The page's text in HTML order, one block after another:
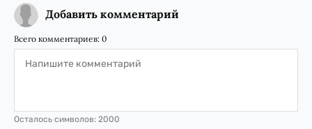
Добавить комментарий
Всего комментариев: 0
Осталось символов: 2000